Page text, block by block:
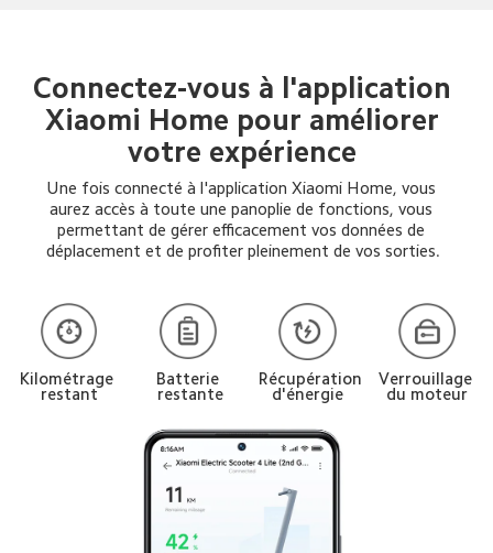
Connectez-vous à l'application
Xiaomi Home pour améliorer
votre expérience
Une fois connecté à l'application Xiaomi Home, vous
aurez accès à toute une panoplie de fonctions, vous
permettant de gérer efficacement vos données de
déplacement et de profiter pleinement de vos sorties.
Kilométrage
restant
Batterie
restante
Récupération
d'énergie
Verrouillage
du moteur